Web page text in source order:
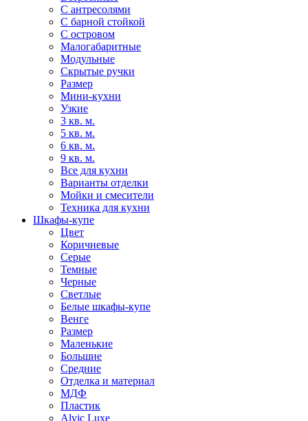
С антресолями
С барной стойкой
С островом
Малогабаритные
Модульные
Скрытые ручки
Размер
Мини-кухни
Узкие
3 кв. м.
5 кв. м.
6 кв. м.
9 кв. м.
Все для кухни
Варианты отделки
Мойки и смесители
Техника для кухни
Шкафы-купе
Цвет
Коричневые
Серые
Темные
Черные
Светлые
Белые шкафы-купе
Венге
Размер
Маленькие
Большие
Средние
Отделка и материал
МДФ
Пластик
Alvic Luxe